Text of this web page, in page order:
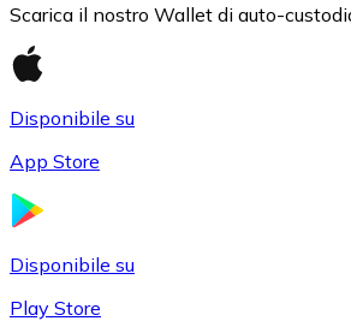
Scarica il nostro Wallet di auto-
Disponibile su
App Store
Disponibile su
Play Store